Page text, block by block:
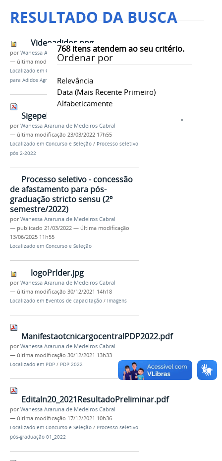
RESULTADO DA BUSCA
768itens atendem ao seu critério.
Ordenar por
Relevância
Data (mais Recente Primeiro)
Alfabeticamente
Videoadidos.png
porWanessa Araruna de Medeiros Cabral
— última modificação06/04/2022 11h20
Localizado em Concurso e Seleção
para Adidos Agrícolas 2022
SigepePublicaoEdital2de23demarode2022.pdf
porWanessa Araruna de Medeiros Cabral
— última modificação 23/03/2022 17h55
Localizado em Concurso e Seleção / Processo seletivo
pós 2-2022
Processo seletivo - concessão
de afastamento para pós-
graduação stricto sensu (2º
semestre/2022)
porWanessa Araruna de Medeiros Cabral
— publicado 21/03/2022 — última modificação
13/06/2025 11h55
Localizado em Concurso e Seleção
logoPrlder.jpg
porWanessa Araruna de Medeiros Cabral
— última modificação 30/12/2021 14h18
Localizado em Eventos de capacitação / Imagens
ManifestaotcnicargocentralPDP2022.pdf
porWanessa Araruna de Medeiros Cabral
— última modificação 30/12/2021 13h33
Localizado em PDP / PDP 2022
Editaln20_2021ResultadoPreliminar.pdf
porWanessa Araruna de Medeiros Cabral
— última modificação 17/12/2021 10h36
Localizado em Concurso e Seleção / Processo seletivo
pós-graduação 01_2022